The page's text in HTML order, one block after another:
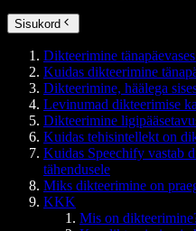
Sisukord
Dikteerimine
Kuidas dikteerimine
Dikteerimine, häälega
Levinumad dikteerimise
Dikteerimine
Kuidas tehisintellekt on
Kuidas Speechify vastab
tähendusele
Miks dikteerimine on
KKK
Mis on